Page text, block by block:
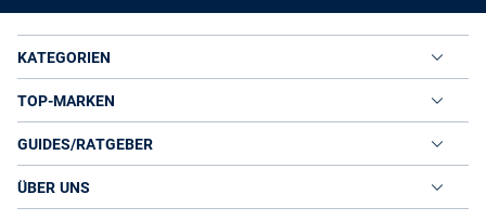
KATEGORIEN
TOP-MARKEN
GUIDES/RATGEBER
ÜBER UNS